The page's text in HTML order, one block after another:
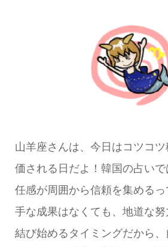
山羊座さんは、今日はコツコ
価される日だよ！韓国の占い
任感が周囲から信頼を集める
手な成果はなくても、地道な
結び始めるタイミングだから